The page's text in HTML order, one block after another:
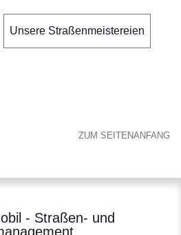
Unsere Straßenmeistereien
ZUM SEITENANFANG
- Straßen- und